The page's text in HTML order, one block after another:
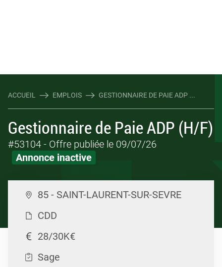
ACCUEIL EMPLOIS GESTIONNAIRE DE PAIE ADP ...
Gestionnaire de Paie ADP (H/F)
#53104 - Offre publiée le 09/07/26
Annonce inactive
85 - SAINT-LAURENT-SUR-SEVRE
CDD
28/30K€
Sage